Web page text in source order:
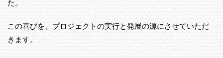
た。
この喜びを、プロジェクトの実行と発展の源にさせていただ
きます。